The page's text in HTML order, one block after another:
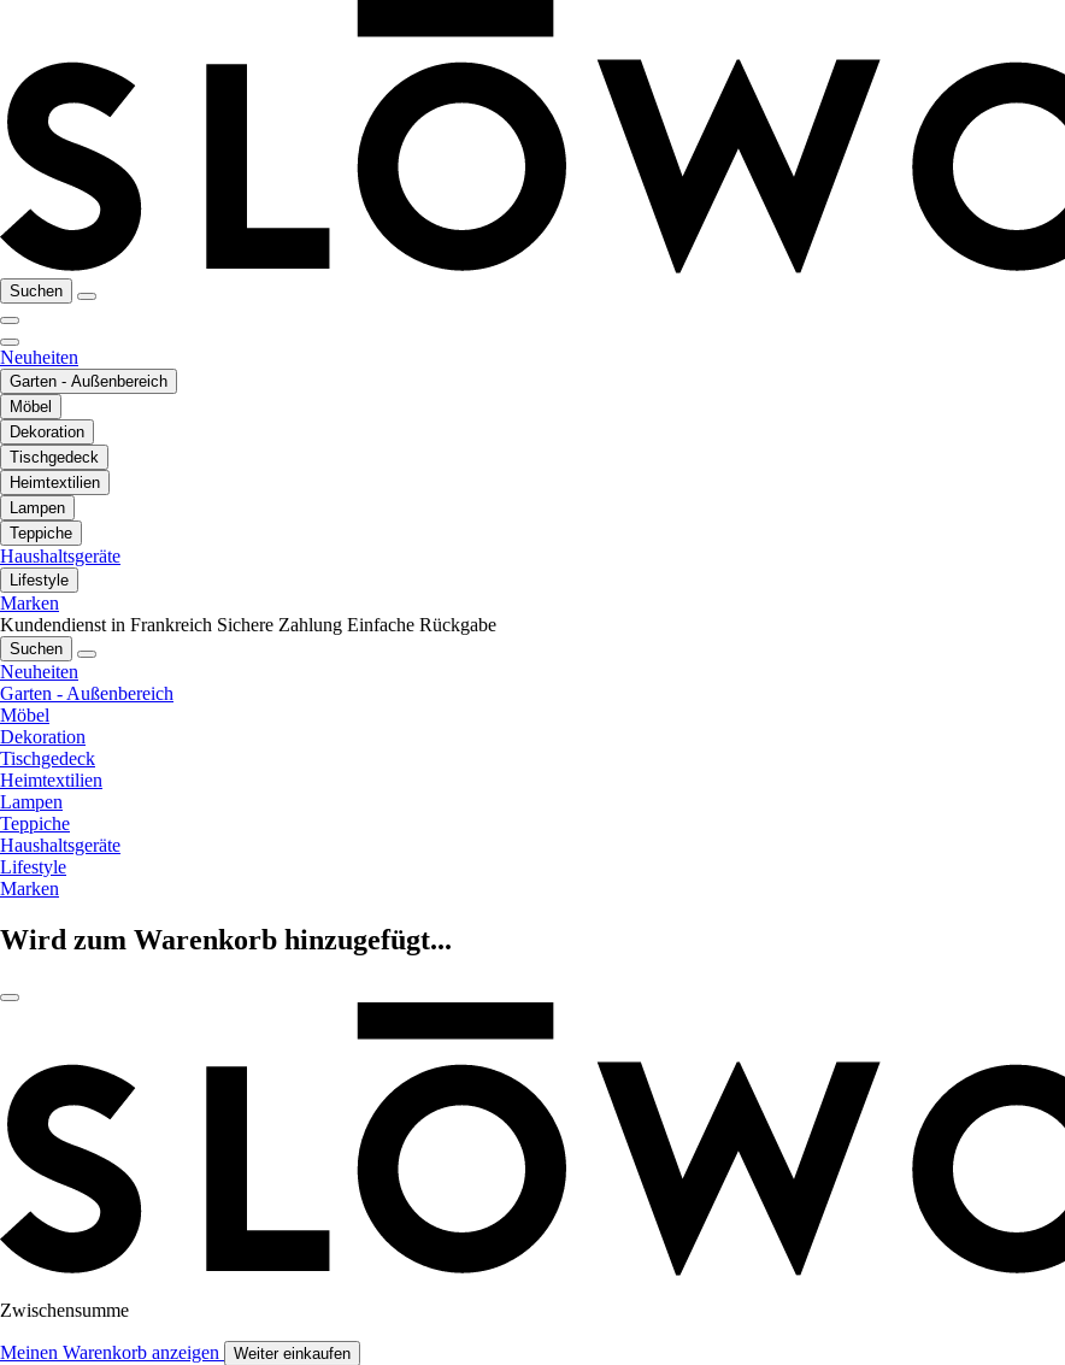
Suchen
Neuheiten
Garten - Außenbereich
Möbel
Dekoration
Tischgedeck
Heimtextilien
Lampen
Teppiche
Haushaltsgeräte
Lifestyle
Marken
Kundendienst in Frankreich Sichere Zahlung Einfache Rückgabe
Suchen
Neuheiten
Garten - Außenbereich
Möbel
Dekoration
Tischgedeck
Heimtextilien
Lampen
Teppiche
Haushaltsgeräte
Lifestyle
Marken
Wird zum Warenkorb hinzugefügt...
Zwischensumme
Meinen Warenkorb anzeigen Weiter einkaufen